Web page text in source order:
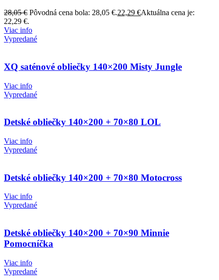
28,05€ Pôvodná cena bola: 28,05 €.22,29 €Aktuálna cena je:
22,29 €.
Viac info
Vypredané
XQ saténové obliečky 140×200 Misty Jungle
Viac info
Vypredané
Detské obliečky 140×200 + 70×80 LOL
Viac info
Vypredané
Detské obliečky 140×200 + 70×80 Motocross
Viac info
Vypredané
Detské obliečky 140×200 + 70×90 Minnie
Pomocníčka
Viac info
Vypredané